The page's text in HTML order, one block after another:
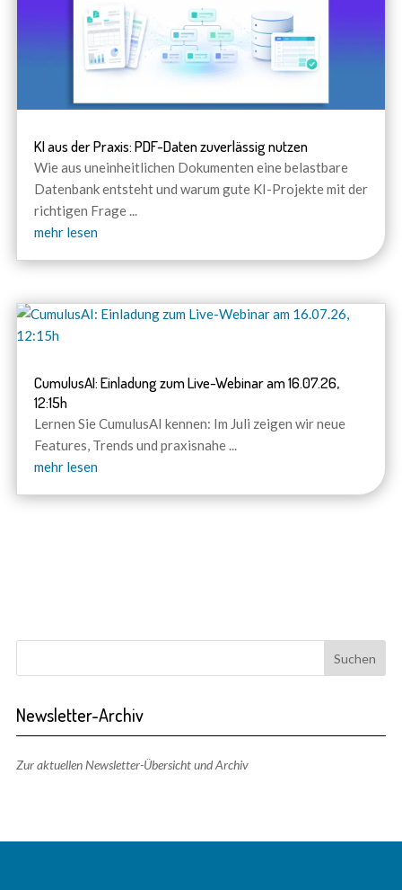
KI aus der Praxis: PDF-Daten zuverlässig nutzen
Wie aus uneinheitlichen Dokumenten eine belastbare
Datenbank entsteht und warum gute KI-Projekte mit der
richtigen Frage...
mehr lesen
CumulusAI: Einladung zum Live-Webinar am 16.07.26,
12:15h
Lernen Sie CumulusAI kennen: Im Juli zeigen wir neue
Features, Trends und praxisnahe...
mehr lesen
Newsletter-Archiv
Zur aktuellen Newsletter-Übersicht und Archiv